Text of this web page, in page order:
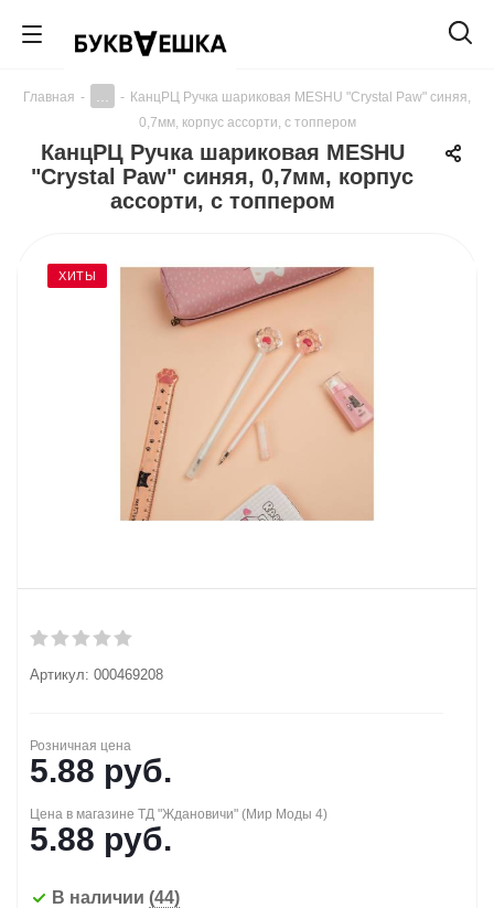
Главная - - КанцРЦ Ручка шариковая MESHU "Crystal Paw" синяя,
0,7мм, корпус ассорти, с топпером
КанцРЦ Ручка шариковая MESHU
"Crystal Paw" синяя, 0,7мм, корпус
ассорти, с топпером
ХИТЫ
Артикул: 000469208
Розничная цена
5.88 руб.
Цена в магазине ТД "Ждановичи" (Мир Моды 4)
5.88 руб.
В наличии (44)